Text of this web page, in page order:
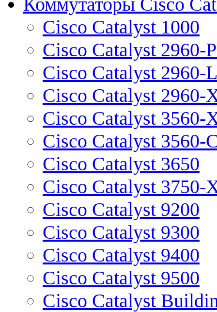
Cisco Catalyst 1000
Cisco Catalyst 2960-
Cisco Catalyst 2960-L
Cisco Catalyst 2960-
Cisco Catalyst 3560-
Cisco Catalyst 3560-
Cisco Catalyst 3650
Cisco Catalyst 3750-
Cisco Catalyst 9200
Cisco Catalyst 9300
Cisco Catalyst 9400
Cisco Catalyst 9500
Cisco Catalyst